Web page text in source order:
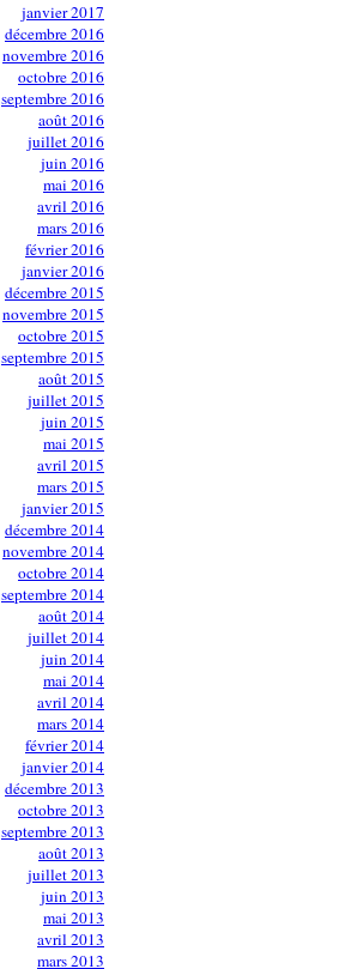
janvier 2017
décembre 2016
novembre 2016
octobre 2016
septembre 2016
août 2016
juillet 2016
juin 2016
mai 2016
avril 2016
mars 2016
février 2016
janvier 2016
décembre 2015
novembre 2015
octobre 2015
septembre 2015
août 2015
juillet 2015
juin 2015
mai 2015
avril 2015
mars 2015
janvier 2015
décembre 2014
novembre 2014
octobre 2014
septembre 2014
août 2014
juillet 2014
juin 2014
mai 2014
avril 2014
mars 2014
février 2014
janvier 2014
décembre 2013
octobre 2013
septembre 2013
août 2013
juillet 2013
juin 2013
mai 2013
avril 2013
mars 2013